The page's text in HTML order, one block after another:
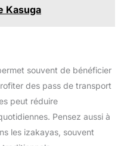
Kasuga
souvent de bénéficier
des pass de transport
peut réduire
Pensez aussi à
les izakayas, souvent